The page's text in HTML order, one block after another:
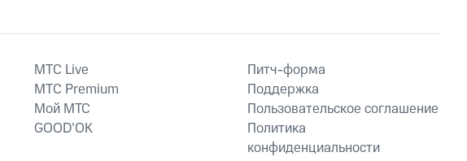
MTС Live
MTС Premium
Мой МТС
GOOD’OK
Питч-форма
Поддержка
Пользовательское соглашение
Политика
конфиденциальности